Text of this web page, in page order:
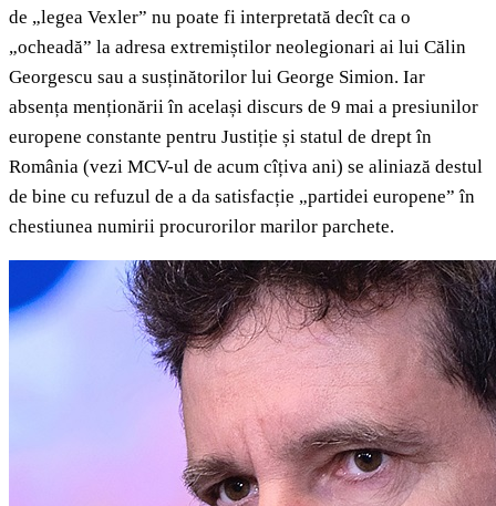
de „legea Vexler” nu poate fi interpretată decît ca o
„ocheadă” la adresa extremiștilor neolegionari ai lui Călin
Georgescu sau a susținătorilor lui George Simion. Iar
absența menționării în același discurs de 9 mai a presiunilor
europene constante pentru Justiție și statul de drept în
România (vezi MCV-ul de acum cîțiva ani) se aliniază destul
de bine cu refuzul de a da satisfacție „partidei europene” în
chestiunea numirii procurorilor marilor parchete.